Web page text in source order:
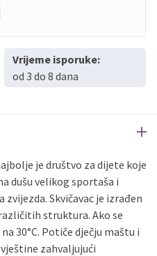
Vrijeme isporuke:
od 3 do 8 dana
je društvo za dijete koje
dušu velikog sportaša i
Skvičavac je izrađen
struktura. Ako se
30°C. Potiče dječju maštu i
zahvaljujući